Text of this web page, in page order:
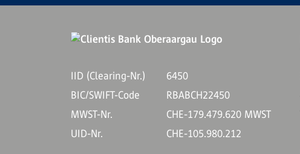
IID (Clearing-Nr.)
6450
BIC/SWIFT-Code
RBABCH22450
MWST-Nr.
CHE-179.479.620 MWST
UID-Nr.
CHE-105.980.212